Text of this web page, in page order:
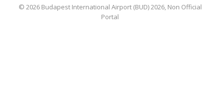
© 2026 Budapest International Airport (BUD) 2026, Non Official
Portal